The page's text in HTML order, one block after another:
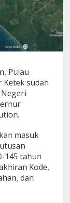
Pulau
Ketek sudah
masuk
145 tahun
Kode,
dan